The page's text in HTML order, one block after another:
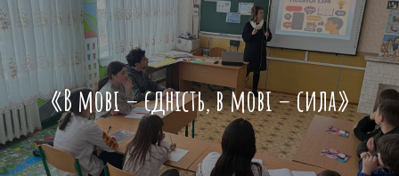
«В мові – єдність, в мові – сила»